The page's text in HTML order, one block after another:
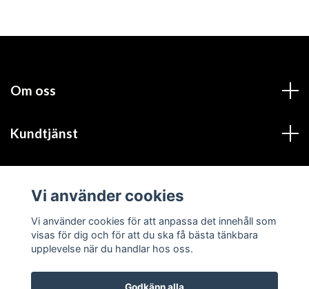
Om oss
Kundtjänst
Sociala medier
Vi använder cookies
Vi använder cookies för att anpassa det innehåll som
visas för dig och för att du ska få bästa tänkbara
upplevelse när du handlar hos oss.
Godkänn alla